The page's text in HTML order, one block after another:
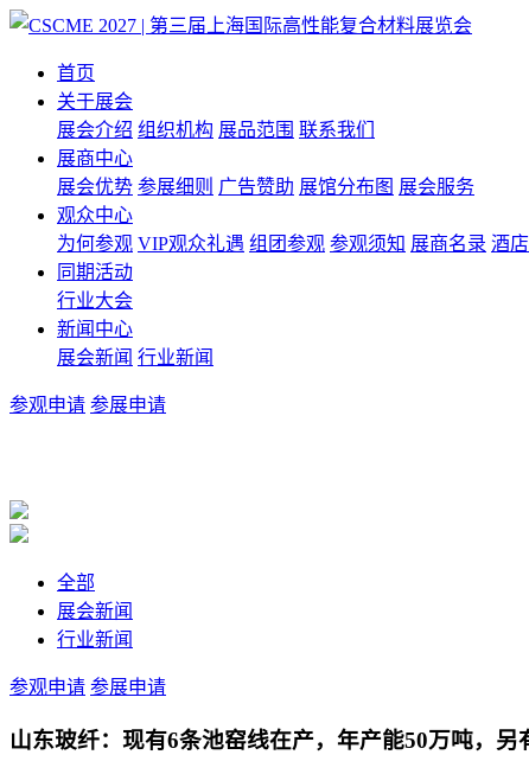
首页
关于展会
展会介绍 组织机构 展品范围 联系我们
展商中心
展会优势 参展细则 广告赞助 展馆分布图 展会服务
观众中心
为何参观 VIP观众礼遇 组团参观 参观须知 展商名录 酒
同期活动
行业大会
新闻中心
展会新闻 行业新闻
参观申请 参展申请
全部
展会新闻
行业新闻
参观申请 参展申请
山东玻纤：现有6条池窑线在产，年产能50万吨，